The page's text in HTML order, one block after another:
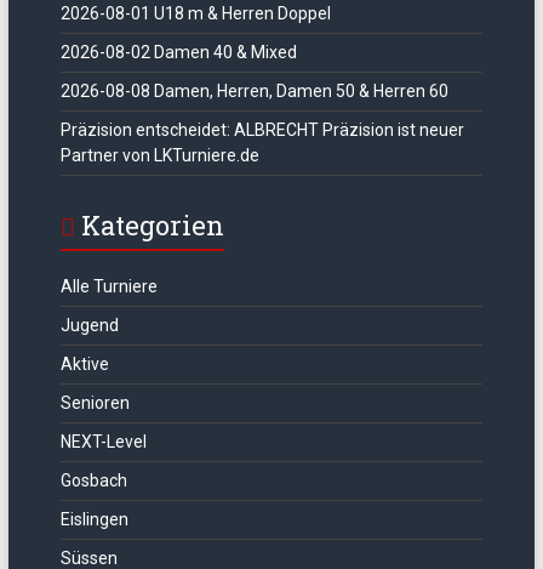
2026-08-01 U18 m & Herren Doppel
2026-08-02 Damen 40 & Mixed
2026-08-08 Damen, Herren, Damen 50 & Herren 60
Präzision entscheidet: ALBRECHT Präzision ist neuer
Partner von LKTurniere.de
Kategorien
Alle Turniere
Jugend
Aktive
Senioren
NEXT-Level
Gosbach
Eislingen
Süssen